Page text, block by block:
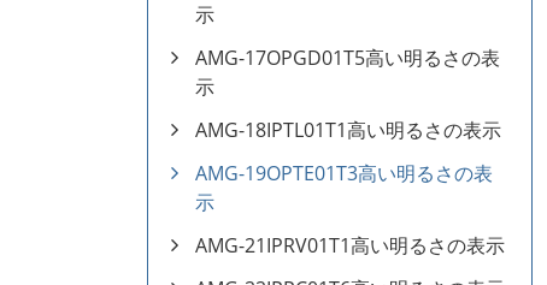
示
AMG-17OPGD01T5高い明るさの表
示
AMG-18IPTL01T1高い明るさの表示
AMG-19OPTE01T3高い明るさの表
示
AMG-21IPRV01T1高い明るさの表示